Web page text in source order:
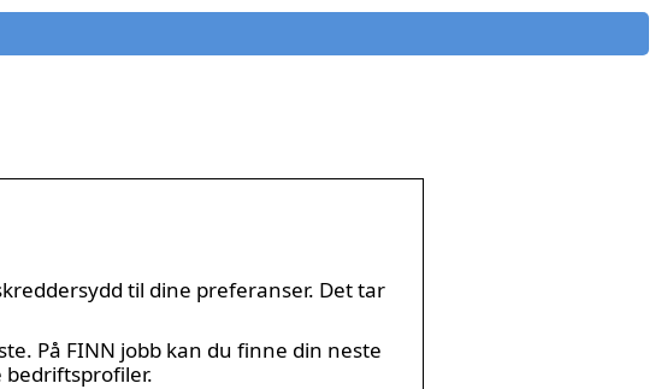
til dine preferanser. Det tar
På FINN jobb kan du finne din neste
bedriftsprofiler.